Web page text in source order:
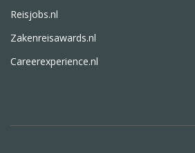
Reisjobs.nl
Zakenreisawards.nl
Careerexperience.nl